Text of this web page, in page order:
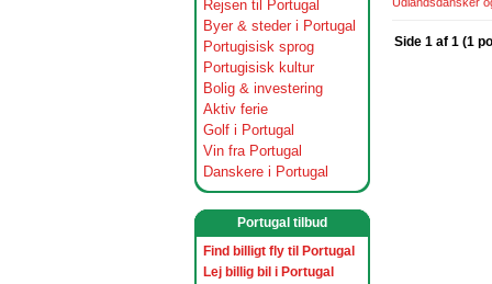
Rejsen til Portugal
Byer & steder i Portugal
Portugisisk sprog
Portugisisk kultur
Bolig & investering
Aktiv ferie
Golf i Portugal
Vin fra Portugal
Danskere i Portugal
Portugal tilbud
Find billigt fly til Portugal
Lej billig bil i Portugal
Side 1 af 1 (1